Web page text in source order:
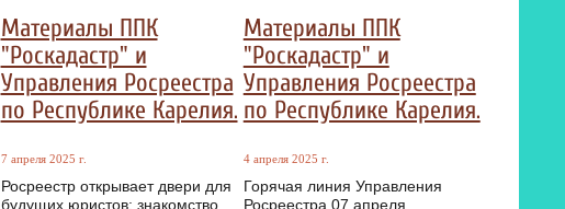
Материалы ППК
"Роскадастр" и
Управления Росреестра
по Республике Карелия.
7 апреля 2025 г.
Росреестр открывает двери для
будущих юристов: знакомство
Материалы ППК
"Роскадастр" и
Управления Росреестра
по Республике Карелия.
4 апреля 2025 г.
Горячая линия Управления
Росреестра 07 апреля